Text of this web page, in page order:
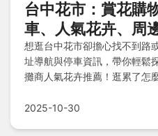
台中花市：賞花購
車、人氣花卉、周
想逛台中花市卻擔心找不到路
址導航與停車資訊，帶你輕鬆
攤商人氣花卉推薦！逛累了怎
2025-10-30